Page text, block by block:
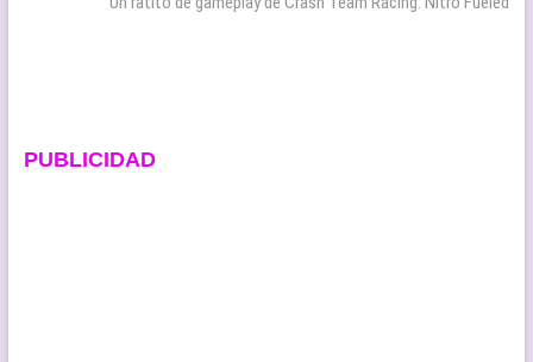
PUBLICIDAD